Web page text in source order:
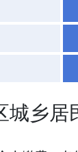
城乡居